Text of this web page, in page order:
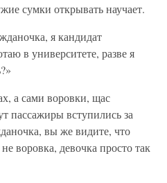
сумки открывать научает.
я кандидат
в университете, разве я
а сами воровки, щас
пассажиры вступились за
вы же видите, что
воровка, девочка просто так